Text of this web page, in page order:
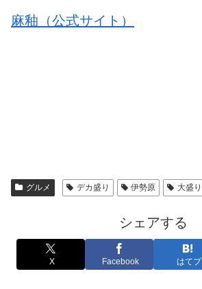
麻釉（公式サイト）
グルメ デカ盛り 伊勢原 大盛り
シェアする
X Facebook はてブ